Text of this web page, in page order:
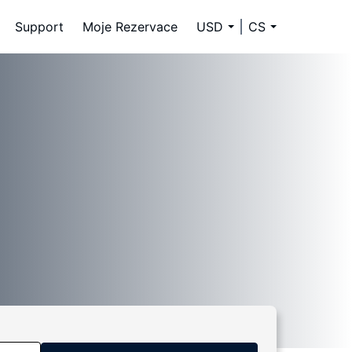
Support Moje Rezervace USD CS